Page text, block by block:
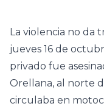
La violencia no da
jueves 16 de
privado fue
Orellana, al norte
circulaba en